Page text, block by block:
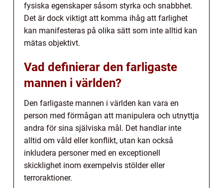
fysiska egenskaper såsom styrka och snabbhet.
Det är dock viktigt att komma ihåg att farlighet
kan manifesteras på olika sätt som inte alltid kan
mätas objektivt.
Vad definierar den farligaste
mannen i världen?
Den farligaste mannen i världen kan vara en
person med förmågan att manipulera och utnyttja
andra för sina själviska mål. Det handlar inte
alltid om våld eller konflikt, utan kan också
inkludera personer med en exceptionell
skicklighet inom exempelvis stölder eller
terroraktioner.